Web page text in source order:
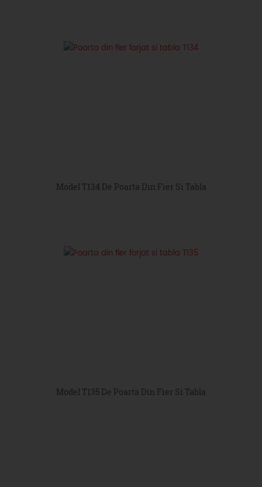
Model T134 De Poarta Din Fier Si Tabla
Model T135 De Poarta Din Fier Si Tabla